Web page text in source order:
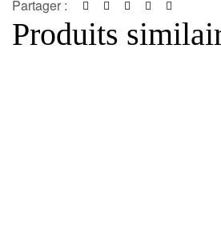
Partager :
Produits